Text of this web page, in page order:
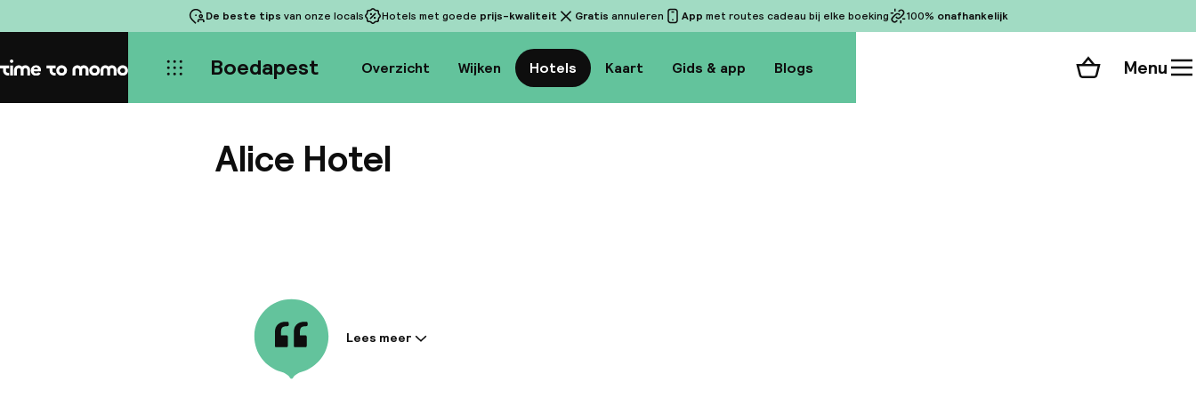
De beste tips van onze locals Hotels met goede prijs-kwaliteit Gratis annuleren App met routes cadeau bij elke boeking 100% onafhankelijk
Home Boedapest Overzicht Wijken Hotels Kaart Gids & app Blogs Winkelmand
Menu
Alice Hotel
Informatie gedeeld door de accommodatie:
Lees meer